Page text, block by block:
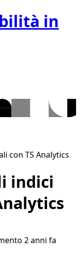
in
con TS Analytics
indici
2 anni fa